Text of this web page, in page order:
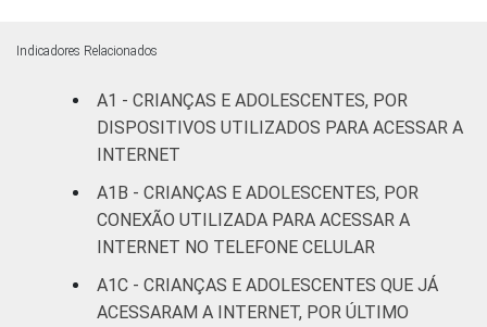
mais
OU DO
ADOLESCENTE
De 11 a 12
anos
De 13 a 14
16
Indicadores Relacionados
A1 - CRIANÇAS E ADOLESCENTES, POR
DISPOSITIVOS UTILIZADOS PARA ACESSAR A
INTERNET
A1B - CRIANÇAS E ADOLESCENTES, POR
CONEXÃO UTILIZADA PARA ACESSAR A
INTERNET NO TELEFONE CELULAR
A1C - CRIANÇAS E ADOLESCENTES QUE JÁ
ACESSARAM A INTERNET, POR ÚLTIMO